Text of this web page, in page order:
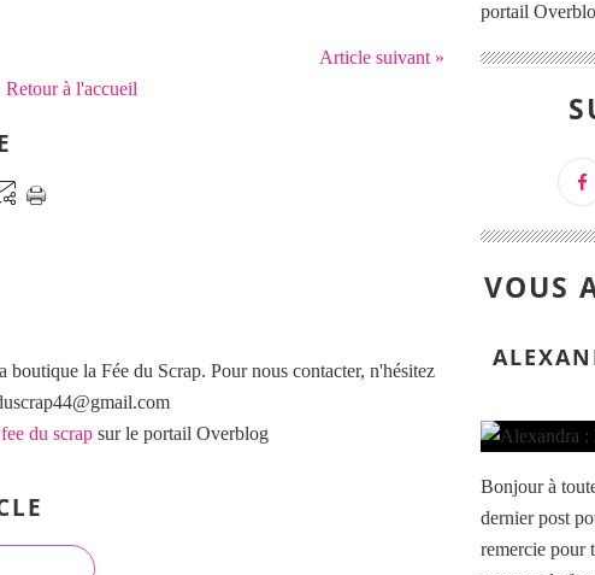
Article suivant »
Retour à l'accueil
boutique la Fée du Scrap. Pour nous contacter, n'hésitez
du scrap sur le portail Overblog
portail
VOUS
Bonjour à
dernier post
remercie pour